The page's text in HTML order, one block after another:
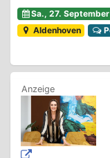
Sa., 27.
Aldenhoven